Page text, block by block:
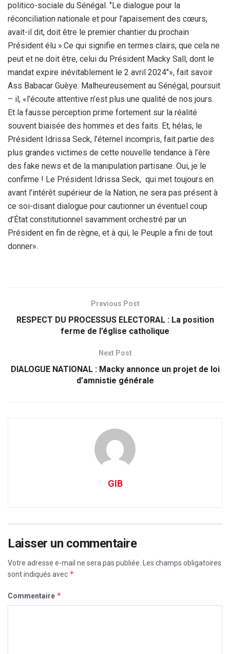
politico-sociale du Sénégal. ‘’Le dialogue pour la
réconciliation nationale et pour l’apaisement des cœurs,
avait-il dit, doit être le premier chantier du prochain
Président élu ».Ce qui signifie en termes clairs, que cela ne
peut et ne doit être, celui du Président Macky Sall, dont le
mandat expire inévitablement le 2 avril 2024″», fait savoir
Ass Babacar Guèye. Malheureusement au Sénégal, poursuit
– il, «l’écoute attentive n’est plus une qualité de nos jours.
Et la fausse perception prime fortement sur la réalité
souvent biaisée des hommes et des faits. Et, hélas, le
Président Idrissa Seck, l’éternel incompris, fait partie des
plus grandes victimes de cette nouvelle tendance à l’ère
des fake news et de la manipulation partisane. Oui, je le
confirme ! Le Président Idrissa Seck, qui met toujours en
avant l’intérêt supérieur de la Nation, ne sera pas présent à
ce soi-disant dialogue pour cautionner un éventuel coup
d’État constitutionnel savamment orchestré par un
Président en fin de règne, et à qui, le Peuple a fini de tout
donner».
Previous Post
RESPECT DU PROCESSUS ELECTORAL : La position
ferme de l’église catholique
Next Post
DIALOGUE NATIONAL : Macky annonce un projet de loi
d’amnistie générale
GIB
Laisser un commentaire
Votre adresse e-mail ne sera pas publiée. Les champs obligatoires
sont indiqués avec *
Commentaire *